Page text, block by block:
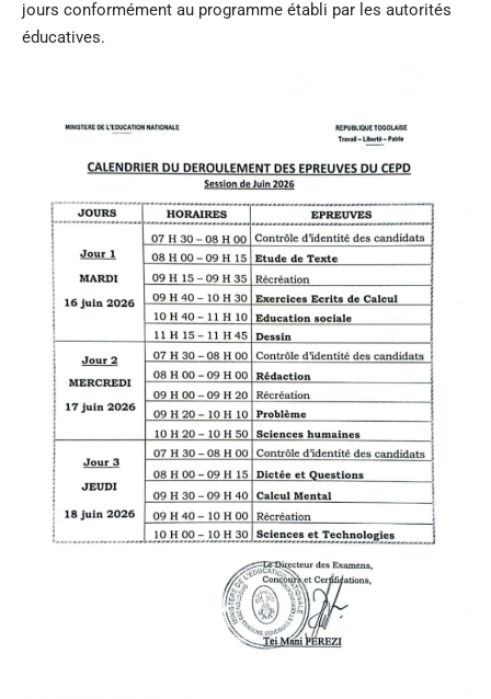
jours conformément au programme établi par les autorités
éducatives.